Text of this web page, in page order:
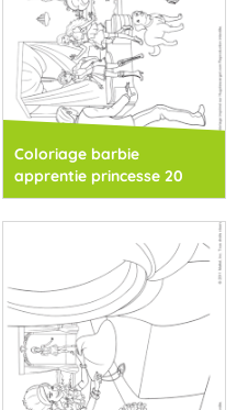
Coloriage barbie
apprentie princesse 20